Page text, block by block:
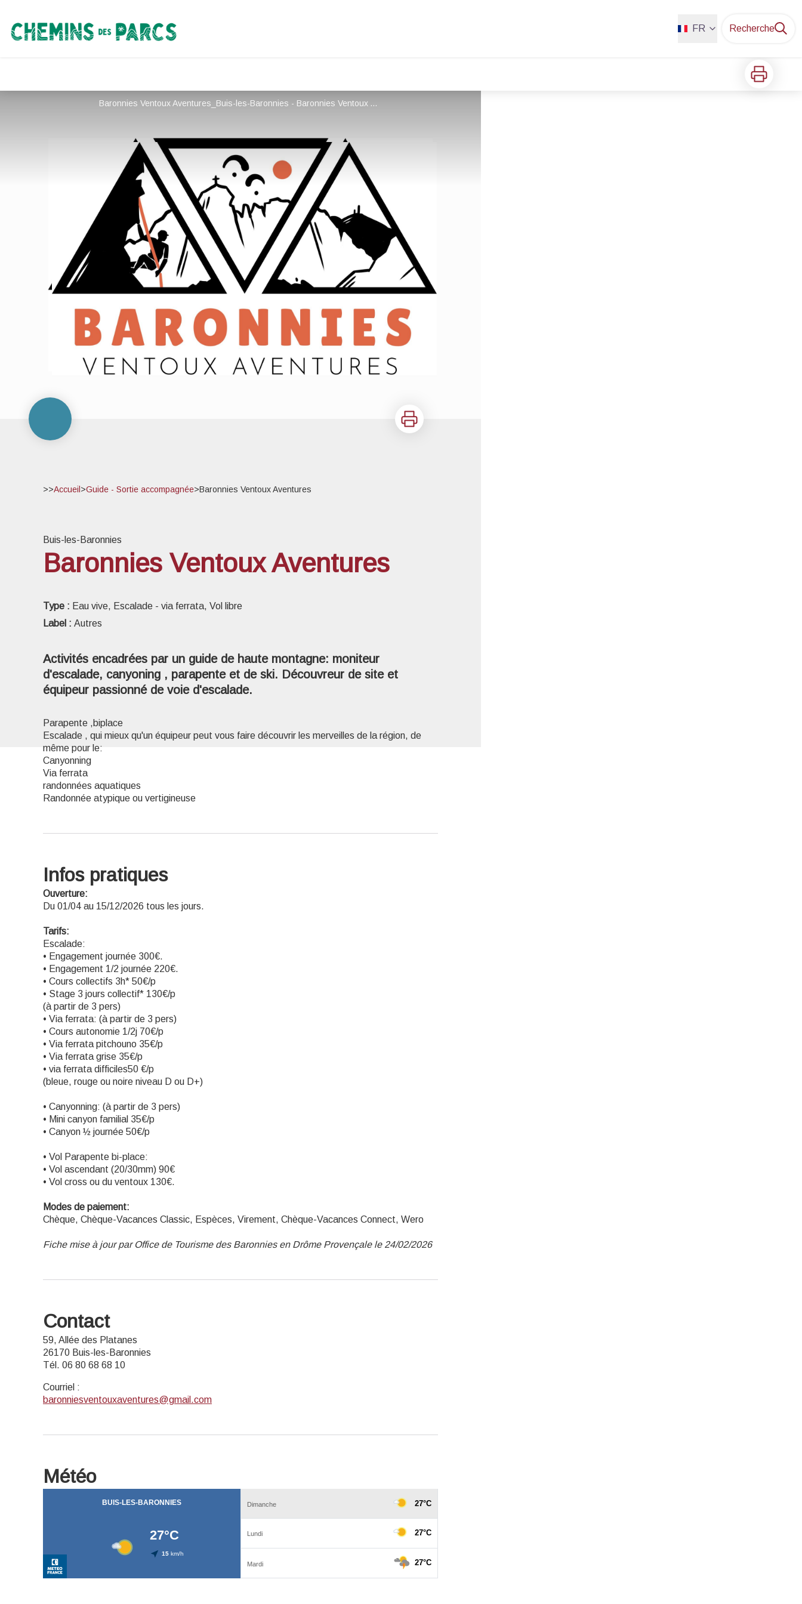
Chemins des Parcs FR Recherche
Imprimer
Baronnies Ventoux Aventures_Buis-les-Baronnies - Baronnies Ventoux Aventures
Imprimer
>>Accueil >Guide - Sortie accompagnée>Baronnies Ventoux Aventures
Buis-les-Baronnies
Baronnies Ventoux Aventures
Type : Eau vive, Escalade - via ferrata, Vol libre
Label : Autres
Activités encadrées par un guide de haute montagne: moniteur
d'escalade, canyoning , parapente et de ski. Découvreur de site et
équipeur passionné de voie d'escalade.
Parapente ,biplace
Escalade , qui mieux qu'un équipeur peut vous faire découvrir les merveilles de la région, de
même pour le:
Canyonning
Via ferrata
randonnées aquatiques
Randonnée atypique ou vertigineuse
Infos pratiques
Ouverture:
Du 01/04 au 15/12/2026 tous les jours.
Tarifs:
Escalade:
• Engagement journée 300€.
• Engagement 1/2 journée 220€.
• Cours collectifs 3h* 50€/p
• Stage 3 jours collectif* 130€/p
(à partir de 3 pers)
• Via ferrata: (à partir de 3 pers)
• Cours autonomie 1/2j 70€/p
• Via ferrata pitchouno 35€/p
• Via ferrata grise 35€/p
• via ferrata difficiles50 €/p
(bleue, rouge ou noire niveau D ou D+)
• Canyonning: (à partir de 3 pers)
• Mini canyon familial 35€/p
• Canyon ½ journée 50€/p
• Vol Parapente bi-place:
• Vol ascendant (20/30mm) 90€
• Vol cross ou du ventoux 130€.
Modes de paiement:
Chèque, Chèque-Vacances Classic, Espèces, Virement, Chèque-Vacances Connect, Wero
Fiche mise à jour par Office de Tourisme des Baronnies en Drôme Provençale le 24/02/2026
Contact
59, Allée des Platanes
26170 Buis-les-Baronnies
Tél. 06 80 68 68 10
Courriel :
baronniesventouxaventures@gmail.com
Météo